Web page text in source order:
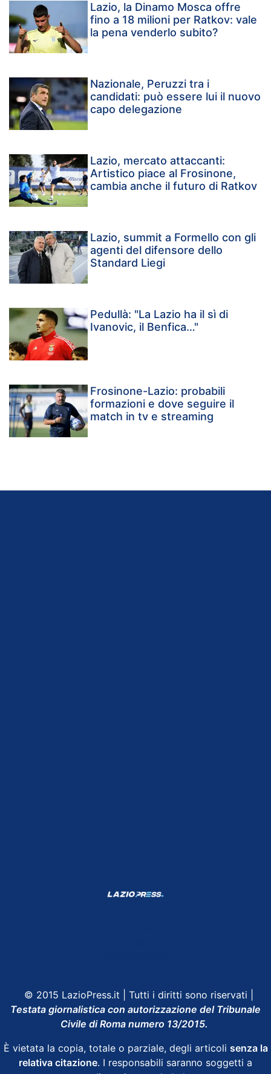
Lazio, la Dinamo Mosca offre
fino a 18 milioni per Ratkov: vale
la pena venderlo subito?
Nazionale, Peruzzi tra i
candidati: può essere lui il nuovo
capo delegazione
Lazio, mercato attaccanti:
Artistico piace al Frosinone,
cambia anche il futuro di Ratkov
Lazio, summit a Formello con gli
agenti del difensore dello
Standard Liegi
Pedullà: "La Lazio ha il sì di
Ivanovic, il Benfica…"
Frosinone-Lazio: probabili
formazioni e dove seguire il
match in tv e streaming
© 2015 LazioPress.it | Tutti i diritti sono riservati |
Testata giornalistica con autorizzazione del Tribunale
Civile di Roma numero 13/2015.
È vietata la copia, totale o parziale, degli articoli senza la
relativa citazione. I responsabili saranno soggetti a